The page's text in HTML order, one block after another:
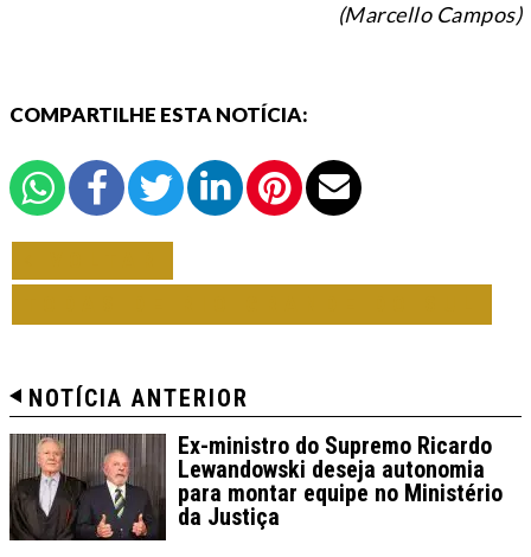
(Marcello Campos)
COMPARTILHE ESTA NOTÍCIA:
NOTÍCIA ANTERIOR
Ex-ministro do Supremo Ricardo
Lewandowski deseja autonomia
para montar equipe no Ministério
da Justiça